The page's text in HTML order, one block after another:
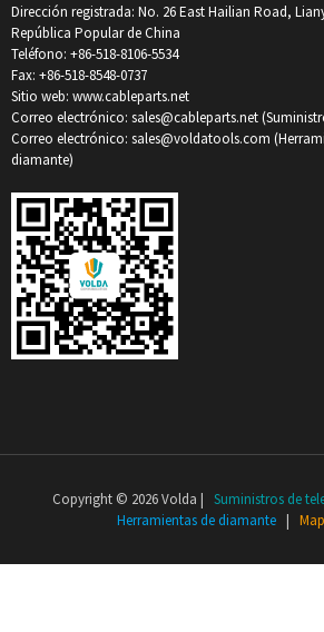
Dirección registrada: No. 26 East Hailian Road,
República Popular de China
Teléfono: +86-518-8106-5534
Fax: +86-518-8548-0737
Sitio web: www.cableparts.net
Correo electrónico: sales@cableparts.net
Correo electrónico: sales@voldatools.com
diamante)
Copyright © 2026 Volda | Suministros de
Herramientas de diamante|